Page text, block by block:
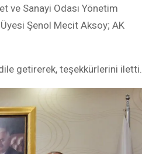
ve Sanayi Odası Yönetim
Şenol Mecit Aksoy; AK
getirerek, teşekkürlerini iletti.